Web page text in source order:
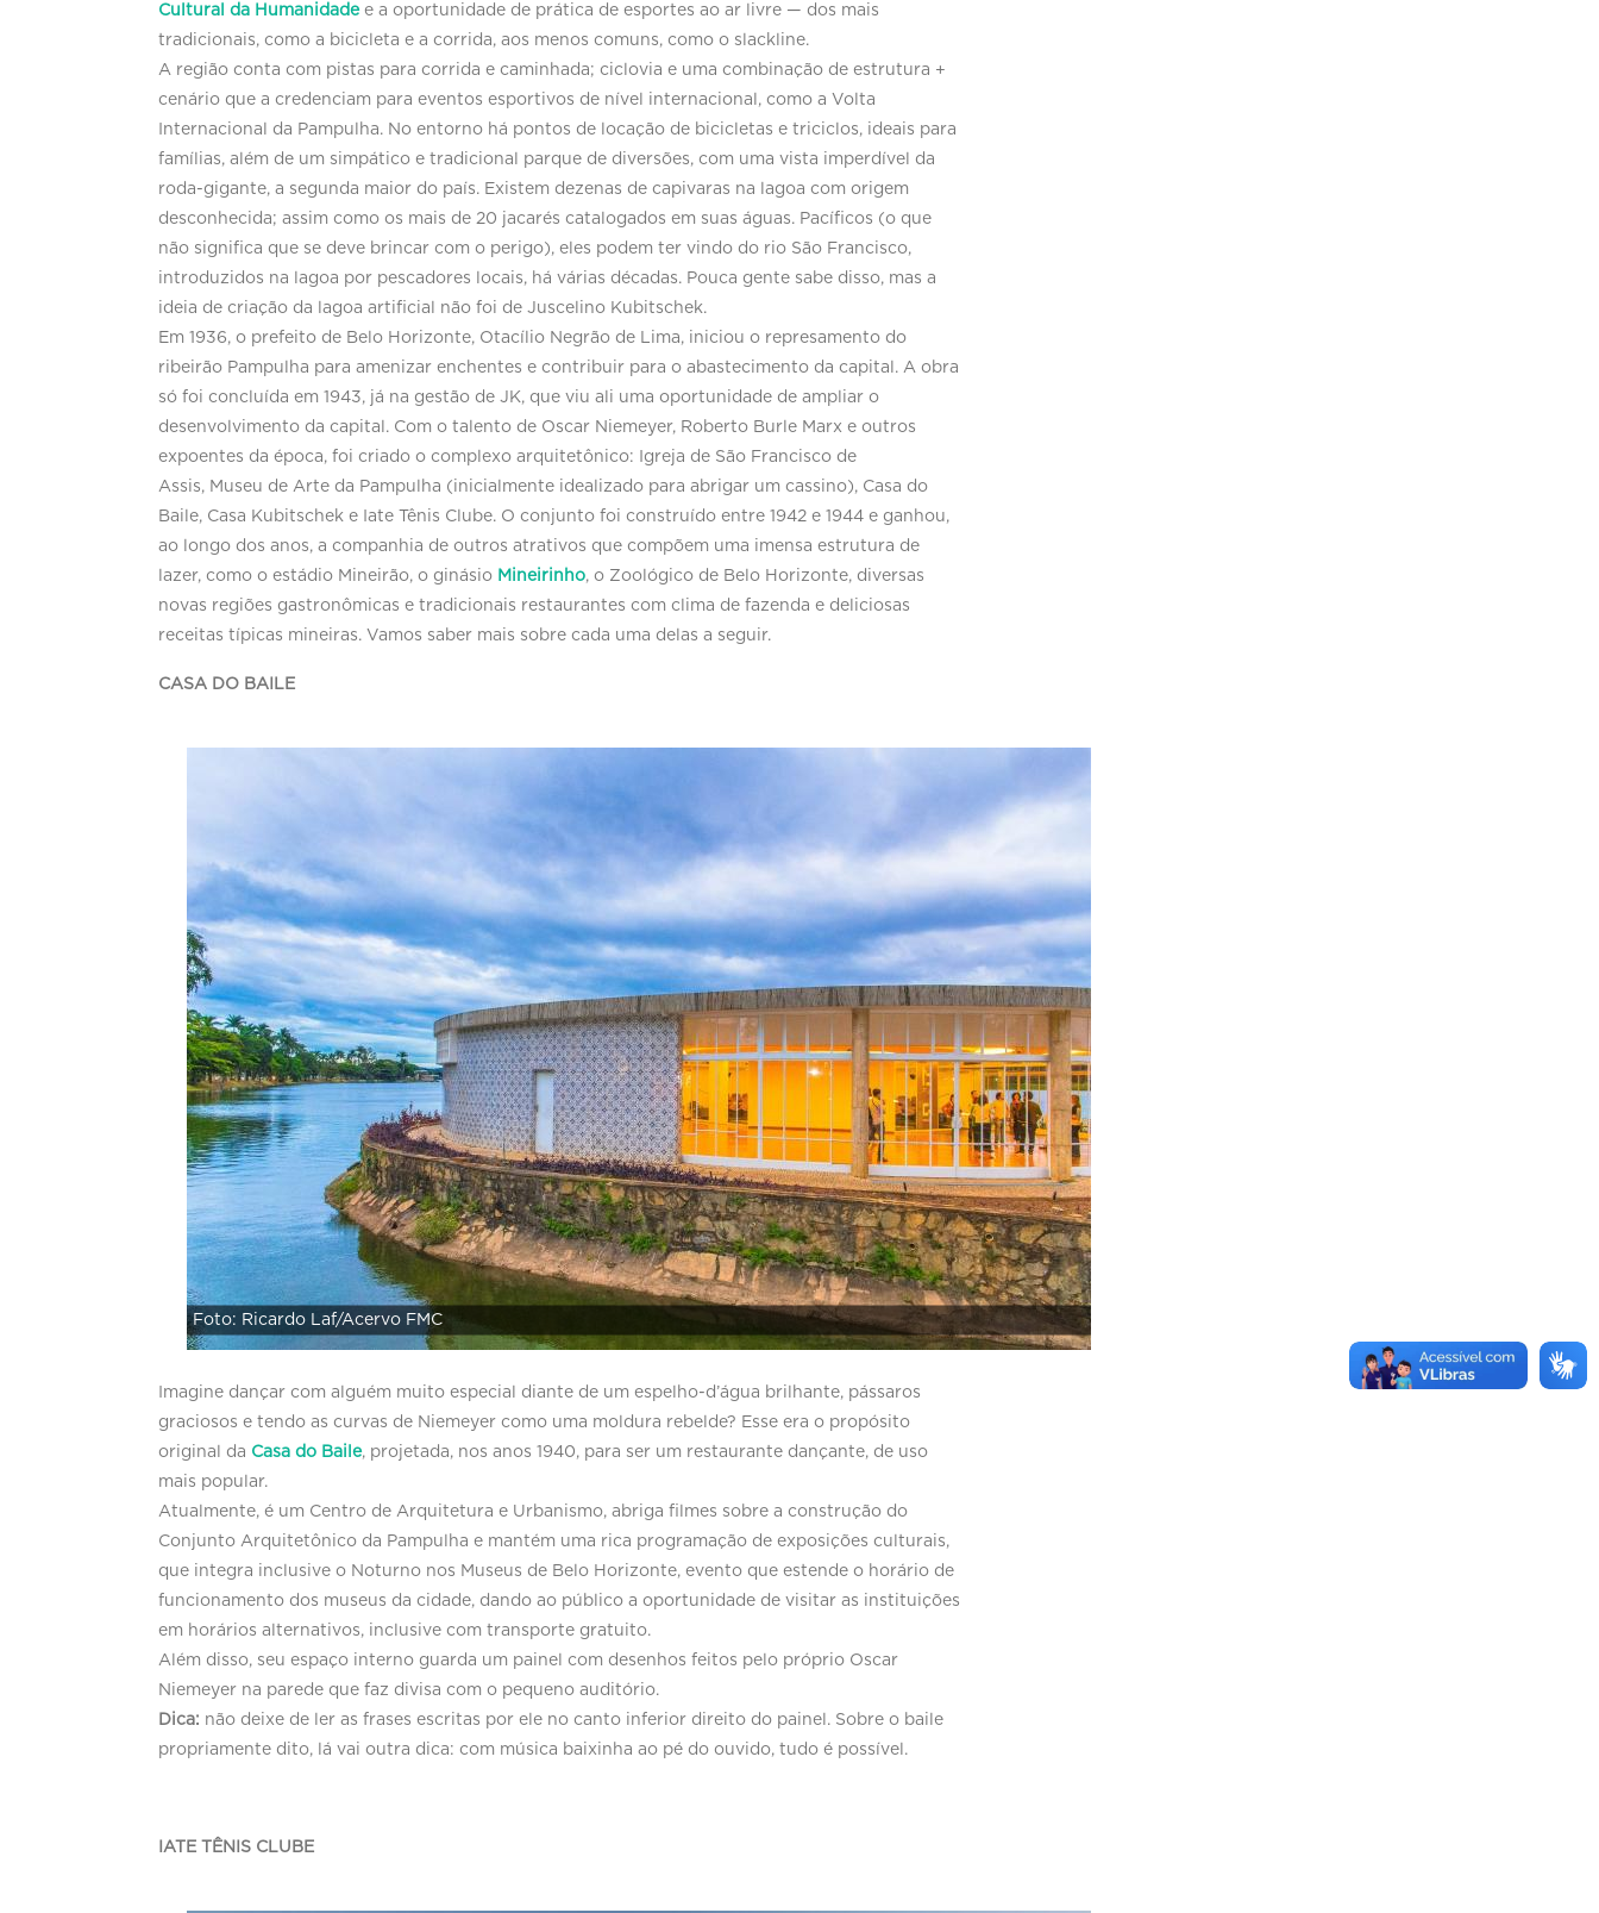
Cultural da Humanidadee a oportunidade de prática de esportes ao ar livre — dos mais
tradicionais, como a bicicleta e a corrida, aos menos comuns, como o slackline.
A região conta com pistas para corrida e caminhada; ciclovia e uma combinação de estrutura +
cenário que a credenciam para eventos esportivos de nível internacional, como a Volta
Internacional da Pampulha. No entorno há pontos de locação de bicicletas e triciclos, ideais para
famílias, além de um simpático e tradicional parque de diversões, com uma vista imperdível da
roda-gigante, a segunda maior do país. Existem dezenas de capivaras na lagoa com origem
desconhecida; assim como os mais de 20 jacarés catalogados em suas águas. Pacíficos (o que
não significa que se deve brincar com o perigo), eles podem ter vindo do rio São Francisco,
introduzidos na lagoa por pescadores locais, há várias décadas. Pouca gente sabe disso, mas a
ideia de criação da lagoa artificial não foi de Juscelino Kubitschek.
Em 1936, o prefeito de Belo Horizonte, Otacílio Negrão de Lima, iniciou o represamento do
ribeirão Pampulha para amenizar enchentes e contribuir para o abastecimento da capital. A obra
só foi concluída em 1943, já na gestão de JK, que viu ali uma oportunidade de ampliar o
desenvolvimento da capital. Com o talento de Oscar Niemeyer, Roberto Burle Marx e outros
expoentes da época, foi criado o complexo arquitetônico: Igreja de São Francisco de
Assis, Museu de Arte da Pampulha (inicialmente idealizado para abrigar um cassino), Casa do
Baile, Casa Kubitschek e Iate Tênis Clube. O conjunto foi construído entre 1942 e 1944 e ganhou,
ao longo dos anos, a companhia de outros atrativos que compõem uma imensa estrutura de
lazer, como o estádio Mineirão, o ginásio Mineirinho, o Zoológico de Belo Horizonte, diversas
novas regiões gastronômicas e tradicionais restaurantes com clima de fazenda e deliciosas
receitas típicas mineiras. Vamos saber mais sobre cada uma delas a seguir.
CASA DO BAILE
Foto: Ricardo Laf/Acervo FMC
Imagine dançar com alguém muito especial diante de um espelho-d’água brilhante, pássaros
graciosos e tendo as curvas de Niemeyer como uma moldura rebelde? Esse era o propósito
original da Casa do Baile, projetada, nos anos 1940, para ser um restaurante dançante, de uso
mais popular.
Atualmente, é um Centro de Arquitetura e Urbanismo, abriga filmes sobre a construção do
Conjunto Arquitetônico da Pampulha e mantém uma rica programação de exposições culturais,
que integra inclusive o Noturno nos Museus de Belo Horizonte, evento que estende o horário de
funcionamento dos museus da cidade, dando ao público a oportunidade de visitar as instituições
em horários alternativos, inclusive com transporte gratuito.
Além disso, seu espaço interno guarda um painel com desenhos feitos pelo próprio Oscar
Niemeyer na parede que faz divisa com o pequeno auditório.
Dica: não deixe de ler as frases escritas por ele no canto inferior direito do painel. Sobre o baile
propriamente dito, lá vai outra dica: com música baixinha ao pé do ouvido, tudo é possível.
IATE TÊNIS CLUBE